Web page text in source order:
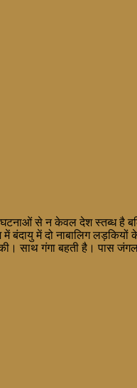
से न केवल देश स्तब्ध है
में दो नाबालिग
साथ गंगा बहती है। पास